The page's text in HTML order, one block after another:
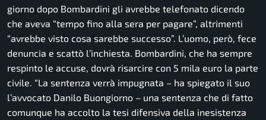
giorno dopo Bombardini gli avrebbe telefonato dicendo
che aveva “tempo fino alla sera per pagare”, altrimenti
“avrebbe visto cosa sarebbe successo”. L’uomo, però, fece
denuncia e scattò l’inchiesta. Bombardini, che ha sempre
respinto le accuse, dovrà risarcire con 5 mila euro la parte
civile. “La sentenza verrà impugnata – ha spiegato il suo
l’avvocato Danilo Buongiorno – una sentenza che di fatto
comunque ha accolto la tesi difensiva della inesistenza